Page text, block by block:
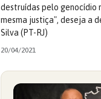
destruídas pelo genocídio
mesma justiça", deseja a
Silva (PT-RJ)
20/04/2021